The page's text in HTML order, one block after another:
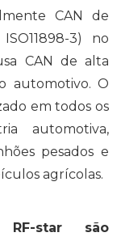
CAN de
3) no
CAN de alta
automotivo. O
em todos os
automotiva,
pesados ​​e
agrícolas.
star são